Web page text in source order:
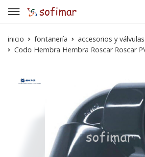
inicio fontanería
accesorios y
Codo Hembra Hembra Roscar Roscar